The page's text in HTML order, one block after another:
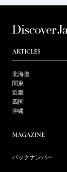
ARTICLES
北海道
関東
近畿
四国
沖縄
MAGAZINE
バックナンバー